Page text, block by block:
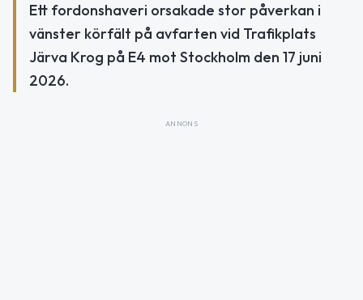
Ett fordonshaveri orsakade stor påverkan i
vänster körfält på avfarten vid Trafikplats
Järva Krog på E4 mot Stockholm den 17 juni
2026.
ANNONS